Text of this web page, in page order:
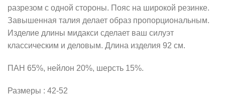
разрезом с одной стороны. Пояс на широкой резинке.
Завышенная талия делает образ пропорциональным.
Изделие длины мидакси сделает ваш силуэт
классическим и деловым. Длина изделия 92 см.
ПАН 65%, нейлон 20%, шерсть 15%.
Размеры : 42-52